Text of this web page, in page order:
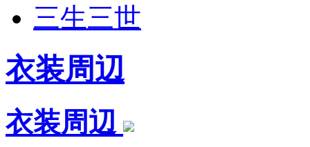
三生三世
衣装周辺
衣装周辺